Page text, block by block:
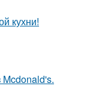
кухни!